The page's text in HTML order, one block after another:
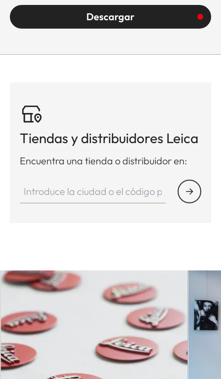
Descargar
Tiendas y distribuidores Leica
Encuentra una tienda o distribuidor en: